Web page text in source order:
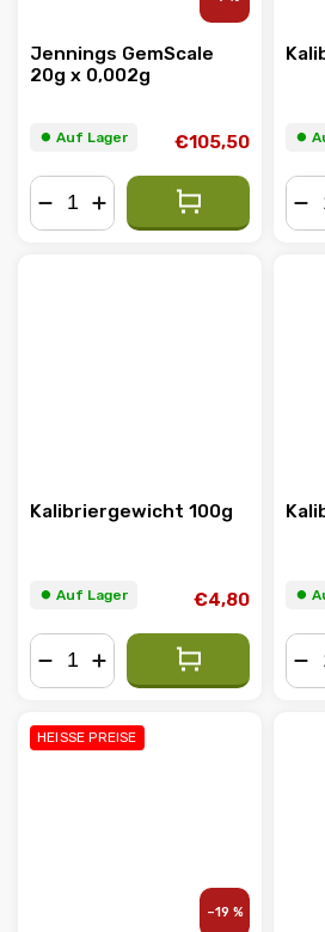
Jennings GemScale
20g x 0,002g
⏺︎ Auf Lager €105,50 ⏺︎
Kalibriergewicht 100g
⏺︎ Auf Lager €4,80 ⏺︎
HEISSE PREISE
–19 %